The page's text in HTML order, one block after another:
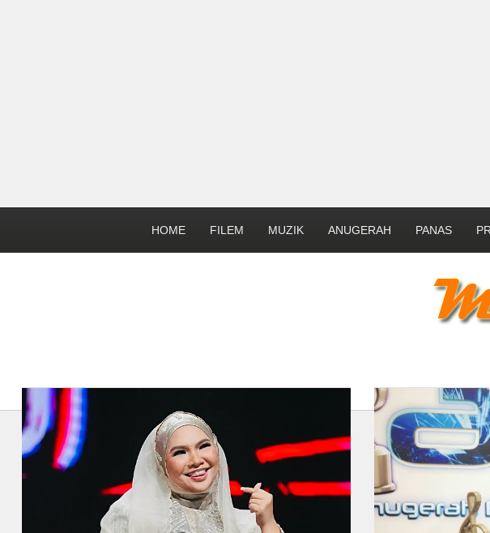
HOME FILEM MUZIK ANUGERAH PANAS